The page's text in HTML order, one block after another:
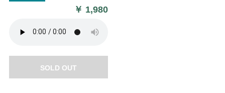
￥ 1,980
SOLD OUT